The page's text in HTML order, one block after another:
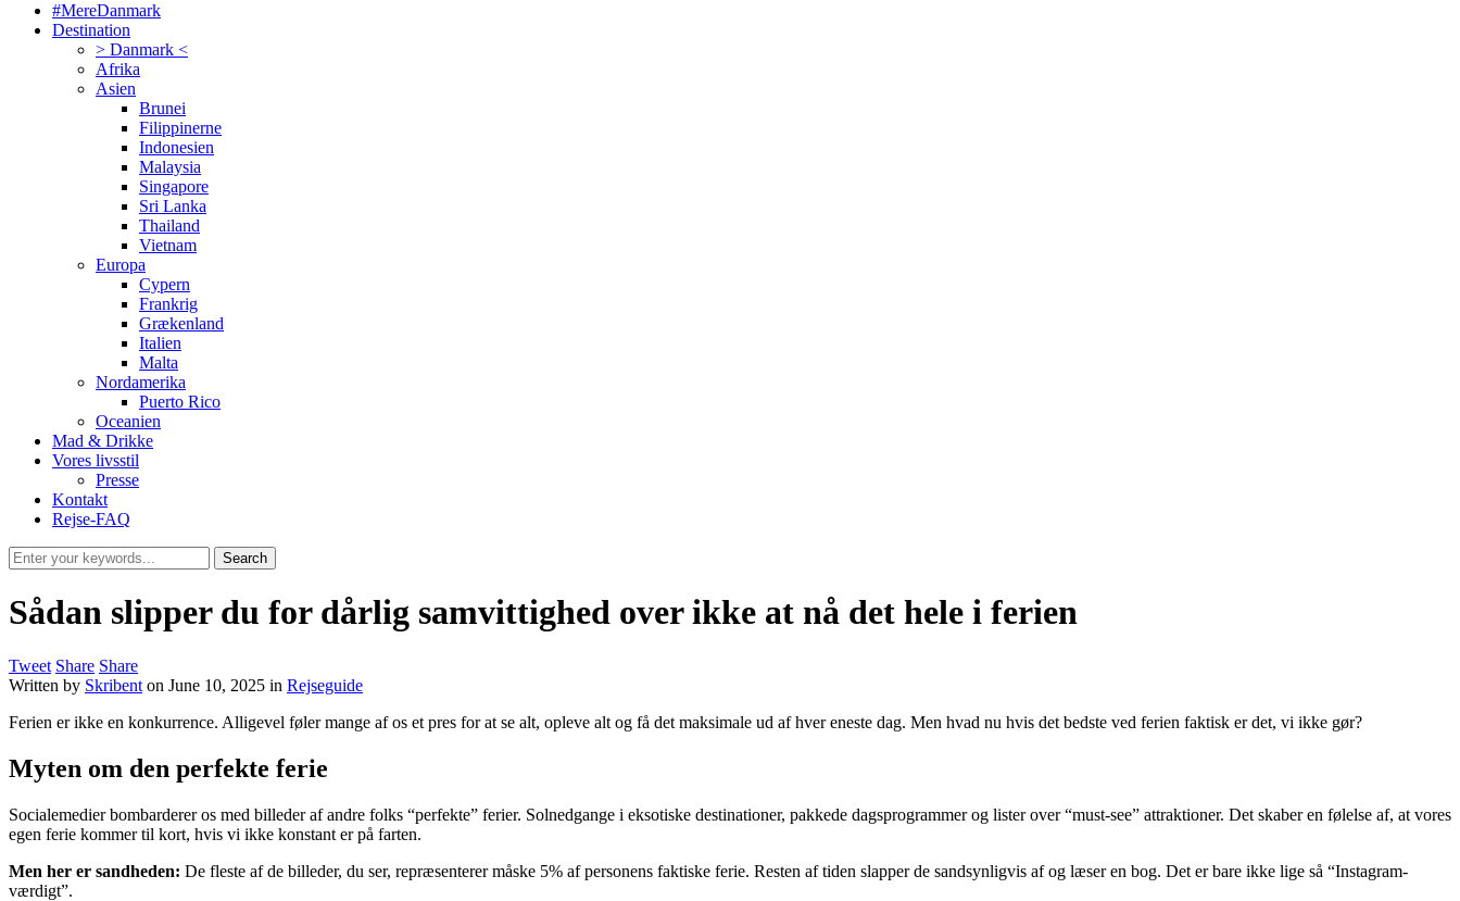
#MereDanmark
Destination
> Danmark <
Afrika
Asien
Brunei
Filippinerne
Indonesien
Malaysia
Singapore
Sri Lanka
Thailand
Vietnam
Europa
Cypern
Frankrig
Grækenland
Italien
Malta
Nordamerika
Puerto Rico
Oceanien
Mad & Drikke
Vores livsstil
Presse
Kontakt
Rejse-FAQ
Sådan slipper du for dårlig samvittighed over ikke at nå det hele i ferien
Tweet Share Share
Written by Skribent on June 10, 2025 in Rejseguide
Ferien er ikke en konkurrence. Alligevel føler mange af os et pres for at se alt, opleve alt og få det maksimale ud af hver eneste dag. Men hvad nu hvis det bedste ved ferien faktisk er det, vi ikke gør?
Myten om den perfekte ferie
Socialemedier bombarderer os med billeder af andre folks “perfekte” ferier. Solnedgange i eksotiske destinationer, pakkede dagsprogrammer og lister over “must-see” attraktioner. Det skaber en følelse af, at vores
egen ferie kommer til kort, hvis vi ikke konstant er på farten.
Men her er sandheden: De fleste af de billeder, du ser, repræsenterer måske 5% af personens faktiske ferie. Resten af tiden slapper de sandsynligvis af og læser en bog. Det er bare ikke lige så “Instagram-
værdigt”.